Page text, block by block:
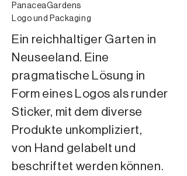
PanaceaGardens
Logo und Packaging
Ein reichhaltiger Garten in
Neuseeland. Eine
pragmatische Lösung in
Form eines Logos als runder
Sticker, mit dem diverse
Produkte unkompliziert,
von Hand gelabelt und
beschriftet werden können.